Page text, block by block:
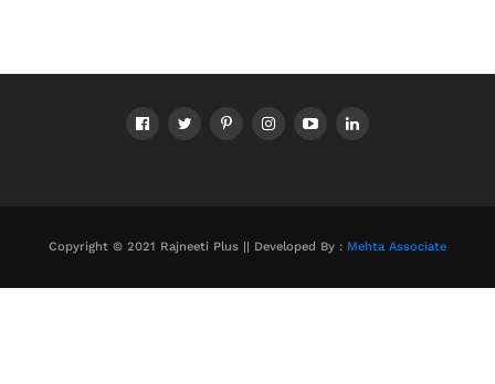
Copyright © 2021 Rajneeti Plus || Developed By : Mehta Associate